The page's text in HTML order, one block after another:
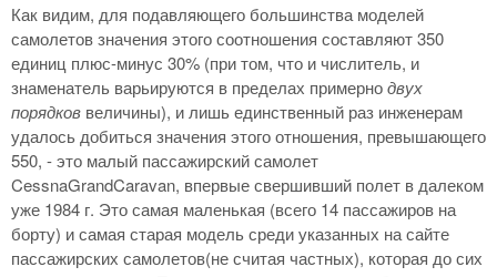
Как видим, для подавляющего большинства моделей
самолетов значения этого соотношения составляют 350
единиц плюс-минус 30% (при том, что и числитель, и
знаменатель варьируются в пределах примернодвух
порядков величины), и лишь единственный раз инженерам
удалось добиться значения этого отношения, превышающего
550, - это малый пассажирский самолет
CessnaGrandCaravan, впервые свершивший полет в далеком
уже 1984 г. Это самая маленькая (всего 14 пассажиров на
борту) и самая старая модель среди указанных на сайте
пассажирских самолетов(не считая частных), которая до сих